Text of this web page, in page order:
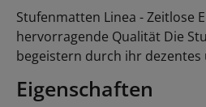
Stufenmatten Linea - Zeitlose
hervorragende Qualität Die
begeistern durch ihr dezentes
Eigenschaften